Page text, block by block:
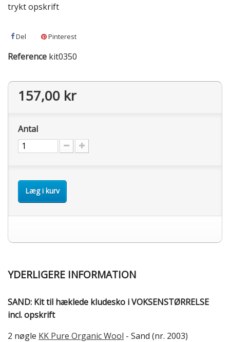
trykt opskrift
Del Pinterest
Reference kit0350
157,00 kr
Antal
Læg i kurv
YDERLIGERE INFORMATION
SAND: Kit til hæklede kludesko i VOKSENSTØRRELSE
incl. opskrift
2 nøgle KK Pure Organic Wool - Sand (nr. 2003)